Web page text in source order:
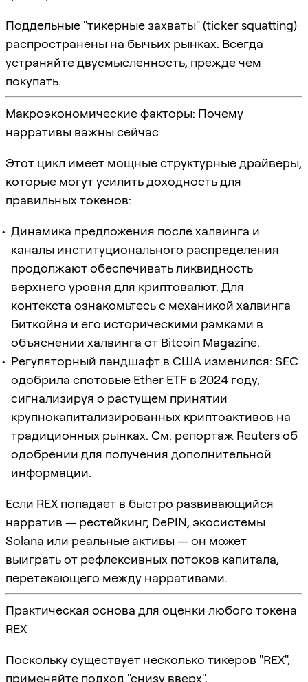
Поддельные "тикерные захваты" (ticker squatting)
распространены на бычьих рынках. Всегда
устраняйте двусмысленность, прежде чем
покупать.
Макроэкономические факторы: Почему
нарративы важны сейчас
Этот цикл имеет мощные структурные драйверы,
которые могут усилить доходность для
правильных токенов:
Динамика предложения после халвинга и
каналы институционального распределения
продолжают обеспечивать ликвидность
верхнего уровня для криптовалют. Для
контекста ознакомьтесь с механикой халвинга
Биткойна и его историческими рамками в
объяснении халвинга от Bitcoin Magazine.
Регуляторный ландшафт в США изменился: SEC
одобрила спотовые Ether ETF в 2024 году,
сигнализируя о растущем принятии
крупнокапитализированных криптоактивов на
традиционных рынках. См. репортаж Reuters об
одобрении для получения дополнительной
информации.
Если REX попадает в быстро развивающийся
нарратив — рестейкинг, DePIN, экосистемы
Solana или реальные активы — он может
выиграть от рефлексивных потоков капитала,
перетекающего между нарративами.
Практическая основа для оценки любого токена
REX
Поскольку существует несколько тикеров "REX",
применяйте подход "снизу вверх",